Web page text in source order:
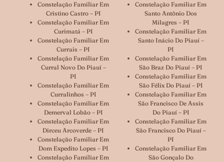
Constelação Familiar Em
Cristino Castro – PI
Constelação Familiar Em
Curimatá – PI
Constelação Familiar Em
Currais – PI
Constelação Familiar Em
Curral Novo Do Piauí –
PI
Constelação Familiar Em
Curralinhos – PI
Constelação Familiar Em
Demerval Lobão – PI
Constelação Familiar Em
Dirceu Arcoverde – PI
Constelação Familiar Em
Dom Expedito Lopes – PI
Constelação Familiar Em
Constelação Familiar Em
Santo Antônio Dos
Milagres – PI
Constelação Familiar Em
Santo Inácio Do Piauí –
PI
Constelação Familiar Em
São Braz Do Piauí – PI
Constelação Familiar Em
São Félix Do Piauí – PI
Constelação Familiar Em
São Francisco De Assis
Do Piauí – PI
Constelação Familiar Em
São Francisco Do Piauí –
PI
Constelação Familiar Em
São Gonçalo Do